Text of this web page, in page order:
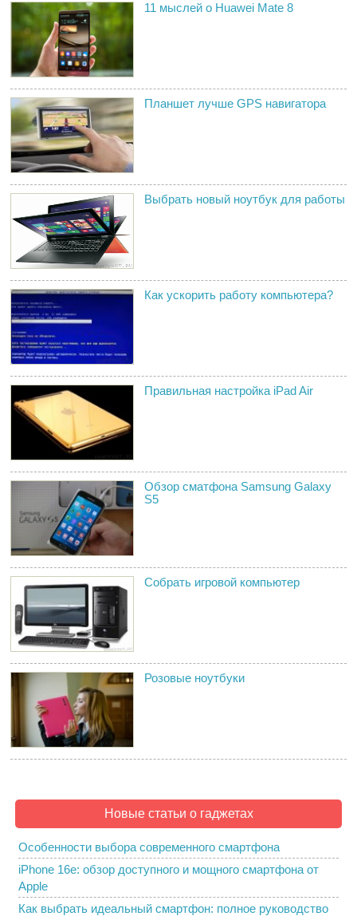
11 мыслей о Huawei Mate 8
Планшет лучше GPS навигатора
Выбрать новый ноутбук для работы
Как ускорить работу компьютера?
Правильная настройка iPad Air
Обзор сматфона Samsung Galaxy
S5
Собрать игровой компьютер
Розовые ноутбуки
Новые статьи о гаджетах
Особенности выбора современного смартфона
iPhone 16e: обзор доступного и мощного смартфона от
Apple
Как выбрать идеальный смартфон: полное руководство